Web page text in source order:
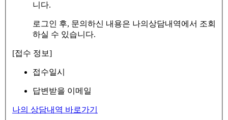
니다.
로그인 후, 문의하신 내용은 나의상담내역에서 조회
하실 수 있습니다.
[접수 정보]
접수일시
답변받을 이메일
나의 상담내역 바로가기